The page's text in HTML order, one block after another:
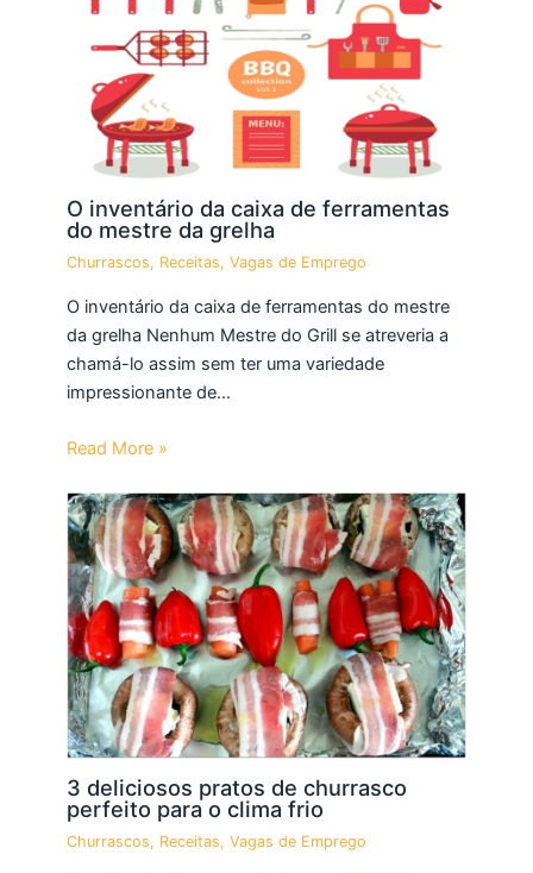
O inventário da caixa de ferramentas
do mestre da grelha
Churrascos, Receitas,Vagas de Emprego
O inventário da caixa de ferramentas do mestre
da grelha Nenhum Mestre do Grill se atreveria a
chamá-lo assim sem ter uma variedade
impressionante de…
Read More »
3 deliciosos pratos de churrasco
perfeito para o clima frio
Churrascos, Receitas,Vagas de Emprego